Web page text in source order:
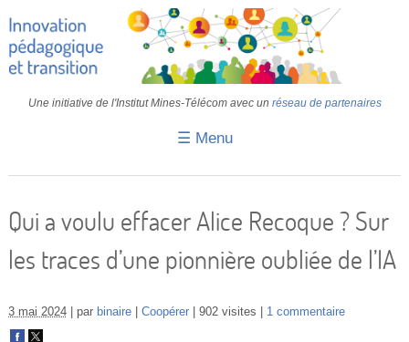
Une initiative de l'Institut Mines-Télécom avec un réseau de partenaires
☰ Menu
IA
Qui a voulu effacer Alice Recoque ? Sur
les traces d’une pionnière oubliée de l’IA
3 mai 2024 par binaire Coopérer 902 visites 1 commentaire